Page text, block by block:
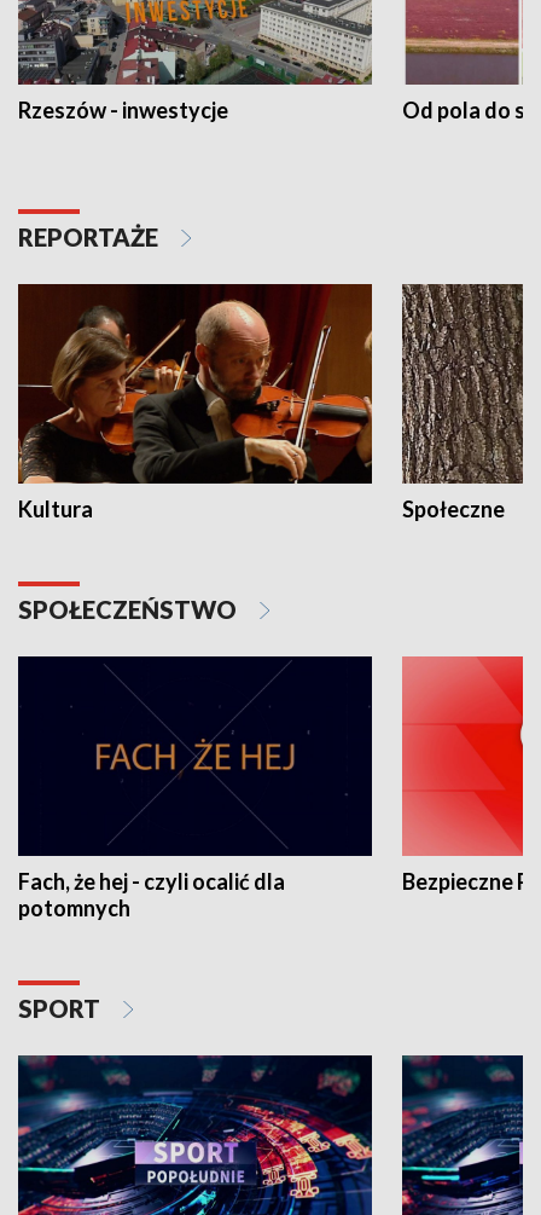
Rzeszów - inwestycje Od pola do
REPORTAŻE
Kultura Społeczne
SPOŁECZEŃSTWO
Fach, że hej - czyli ocalić dla
potomnych
Bezpieczne
SPORT